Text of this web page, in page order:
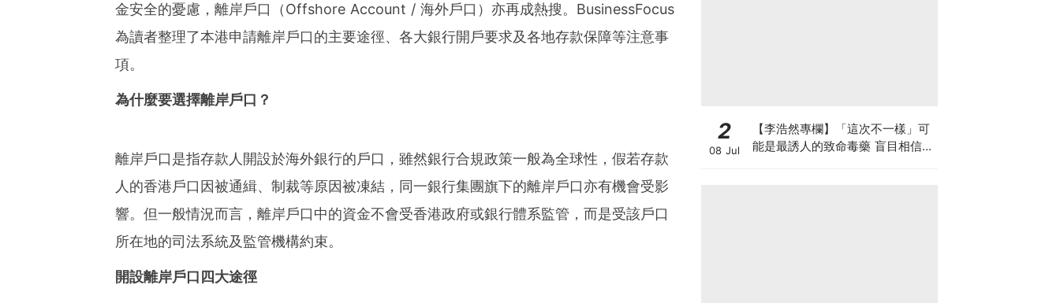
金安全的憂慮，離岸戶口（Offshore Account / 海外戶口）亦再成熱搜。BusinessFocus
為讀者整理了本港申請離岸戶口的主要途徑、各大銀行開戶要求及各地存款保障等注意事
項。
為什麼要選擇離岸戶口？
離岸戶口是指存款人開設於海外銀行的戶口，雖然銀行合規政策一般為全球性，假若存款
人的香港戶口因被通緝、制裁等原因被凍結，同一銀行集團旗下的離岸戶口亦有機會受影
響。但一般情況而言，離岸戶口中的資金不會受香港政府或銀行體系監管，而是受該戶口
所在地的司法系統及監管機構約束。
開設離岸戶口四大途徑
2
08 Jul
【李浩然專欄】「這次不一樣」可
能是最誘人的致命毒藥 盲目相信AI